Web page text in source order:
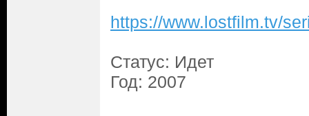
https://www.lostfilm.tv/
Статус: Идет
Год: 2007